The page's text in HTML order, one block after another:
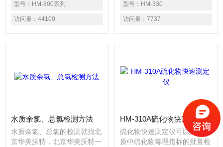
应用于水质检测实验室、污水
处理厂、环境监测站、污染源
以及科研高校、化工、电厂、
型号： HM-800系列
访问量： 44100
过程中的操作误差，支持海量
检测数据存储、打印、数据分
析、图表显示，结果简单明
型号： HM-330
访问量： 7737
水质余氯、总氯检测方法
水质余氯、总氯的检测就找北
京华美沃特，北京华美沃特一
HM-310A硫化物快速测定仪
硫化物快速测定仪可以实现水
质中硫化物毒理指标的批量检